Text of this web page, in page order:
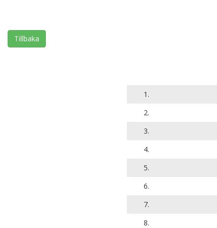
Tillbaka
1.
2.
3.
4.
5.
6.
7.
8.